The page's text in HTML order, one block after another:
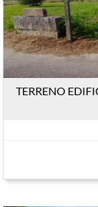
TERRENO